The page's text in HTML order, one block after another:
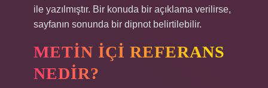
ile yazılmıştır. Bir konuda bir açıklama verilirse,
sayfanın sonunda bir dipnot belirtilebilir.
METIN IÇI REFERANS
NEDIR?